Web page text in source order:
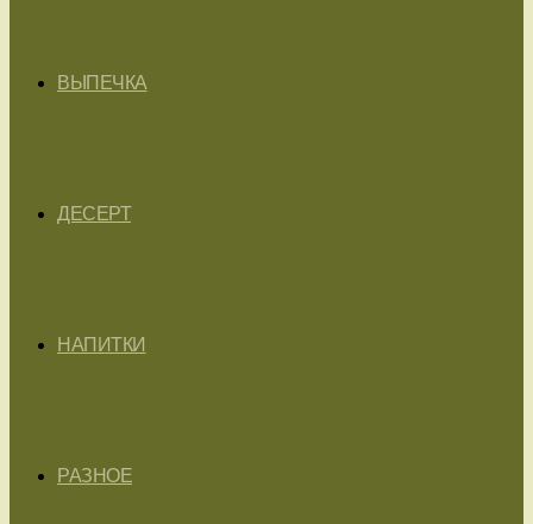
ВЫПЕЧКА
ДЕСЕРТ
НАПИТКИ
РАЗНОЕ